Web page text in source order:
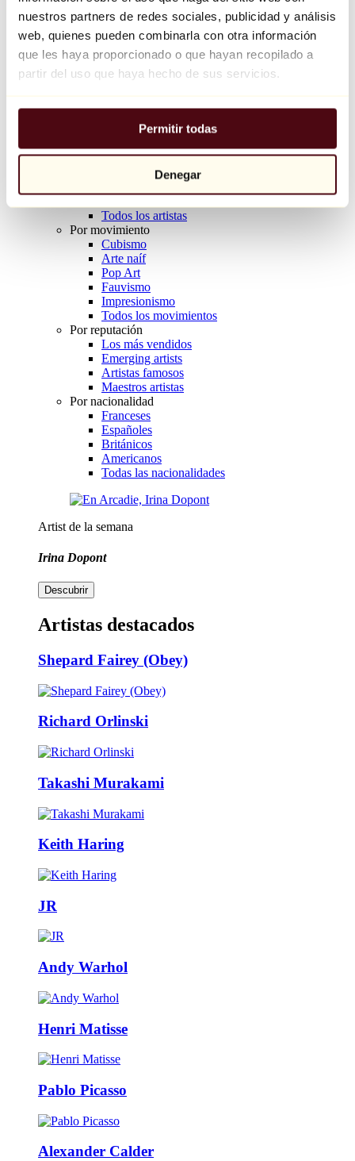
nuestros partners de redes sociales, publicidad y análisis
web, quienes pueden combinarla con otra información
que les haya proporcionado o que hayan recopilado a
partir del uso que haya hecho de sus servicios.
Permitir todas
Denegar
Balloon Dog (Orange)
Jeff Koons
10.000 €
Explorar
Todos los escultores
Todos los fotógrafos
Todos los artistas
Por movimiento
Cubismo
Arte naíf
Pop Art
Fauvismo
Impresionismo
Todos los movimientos
Por reputación
Los más vendidos
Emerging artists
Artistas famosos
Maestros artistas
Por nacionalidad
Franceses
Españoles
Británicos
Americanos
Todas las nacionalidades
Artist de la semana
Irina Dopont
Descubrir
Artistas destacados
Shepard Fairey (Obey)
Richard Orlinski
Takashi Murakami
Keith Haring
JR
Andy Warhol
Henri Matisse
Pablo Picasso
Alexander Calder